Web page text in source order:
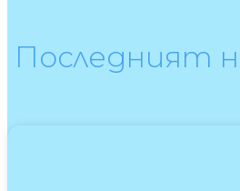
Последният